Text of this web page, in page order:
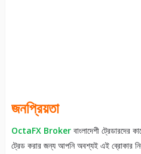
জনপ্রিয়তা
OctaFX Brokerবাংলাদেশী ট্রেডারদের
ট্রেড করার জন্য আপনি অবশ্যই এই ব্রোকার